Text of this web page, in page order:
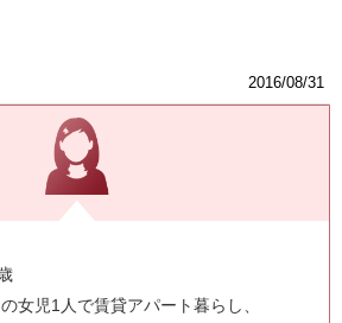
2016/08/31
女児1人で賃貸アパート暮らし、